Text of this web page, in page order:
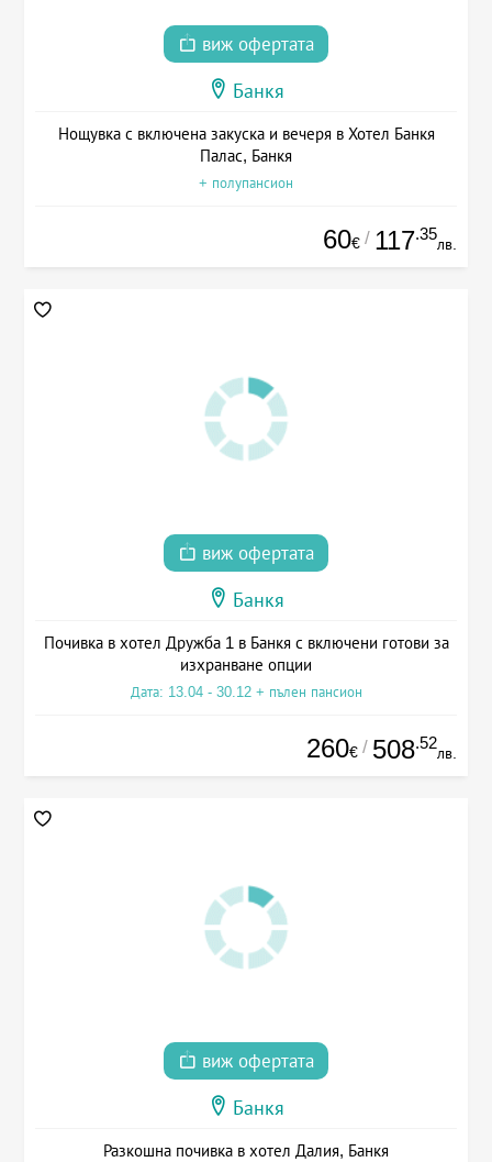
виж офертата
Банкя
Нощувка с включена закуска и вечеря в Хотел Банкя
Палас, Банкя
+ полупансион
60€ / 117.35
лв.
виж офертата
Банкя
Почивка в хотел Дружба 1 в Банкя с включени готови за
изхранване опции
Дата: 13.04 - 30.12 + пълен пансион
260€ / 508.52
лв.
виж офертата
Банкя
Разкошна почивка в хотел Далия, Банкя